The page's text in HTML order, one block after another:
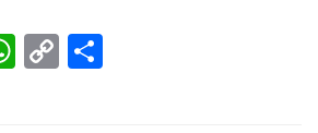
W C